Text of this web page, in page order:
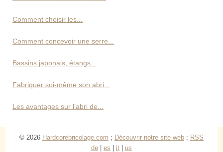
Comment choisir les...
Comment concevoir une serre...
Bassins japonais, étangs...
Fabriquer soi-même son abri...
Les avantages sur l’abri de...
© 2026 Hardcorebricolage.com ; Découvrir notre site web ; RSS
de | es | it | us